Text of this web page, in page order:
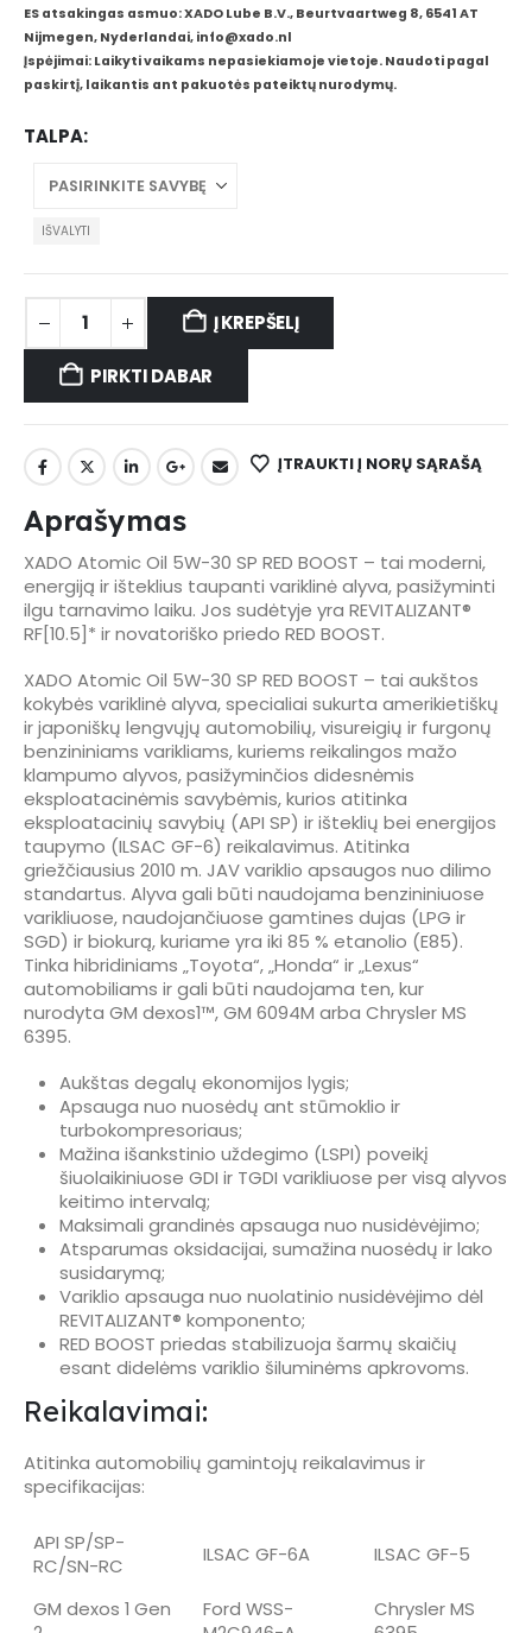
ES atsakingas asmuo: XADO Lube B.V., Beurtvaartweg 8, 6541 AT
Nijmegen, Nyderlandai, info@xado.nl
Įspėjimai: Laikyti vaikams nepasiekiamoje vietoje. Naudoti pagal
paskirtį, laikantis ant pakuotės pateiktų nurodymų.
TALPA
IŠVALYTI
Į KREPŠELĮ
PIRKTI DABAR
ĮTRAUKTI Į NORŲ SĄRAŠĄ
Aprašymas
XADO Atomic Oil 5W-30 SP RED BOOST – tai moderni,
energiją ir išteklius taupanti variklinė alyva, pasižyminti
ilgu tarnavimo laiku. Jos sudėtyje yra REVITALIZANT®
RF[10.5]* ir novatoriško priedo RED BOOST.
XADO Atomic Oil 5W-30 SP RED BOOST – tai aukštos
kokybės variklinė alyva, specialiai sukurta amerikietiškų
ir japoniškų lengvųjų automobilių, visureigių ir furgonų
benzininiams varikliams, kuriems reikalingos mažo
klampumo alyvos, pasižyminčios didesnėmis
eksploatacinėmis savybėmis, kurios atitinka
eksploatacinių savybių (API SP) ir išteklių bei energijos
taupymo (ILSAC GF-6) reikalavimus. Atitinka
griežčiausius 2010 m. JAV variklio apsaugos nuo dilimo
standartus. Alyva gali būti naudojama benzininiuose
varikliuose, naudojančiuose gamtines dujas (LPG ir
SGD) ir biokurą, kuriame yra iki 85 % etanolio (E85).
Tinka hibridiniams „Toyota“, „Honda“ ir „Lexus“
automobiliams ir gali būti naudojama ten, kur
nurodyta GM dexos1™, GM 6094M arba Chrysler MS
6395.
Aukštas degalų ekonomijos lygis;
Apsauga nuo nuosėdų ant stūmoklio ir
turbokompresoriaus;
Mažina išankstinio uždegimo (LSPI) poveikį
šiuolaikiniuose GDI ir TGDI varikliuose per visą alyvos
keitimo intervalą;
Maksimali grandinės apsauga nuo nusidėvėjimo;
Atsparumas oksidacijai, sumažina nuosėdų ir lako
susidarymą;
Variklio apsauga nuo nuolatinio nusidėvėjimo dėl
REVITALIZANT® komponento;
RED BOOST priedas stabilizuoja šarmų skaičių
esant didelėms variklio šiluminėms apkrovoms.
Reikalavimai:
Atitinka automobilių gamintojų reikalavimus ir
specifikacijas:
API SP/SP-
RC/SN-RC
ILSAC GF-6A ILSAC GF-5
GM dexos 1 Gen
Ford WSS-
Chrysler MS